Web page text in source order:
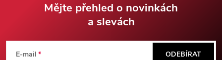
Mějte přehled o novinkách
a slevách
E-mail ODEBÍRAT